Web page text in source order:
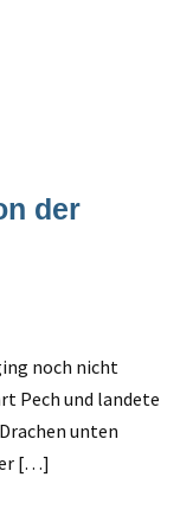
der
noch nicht
Pech und landete
unten
[…]